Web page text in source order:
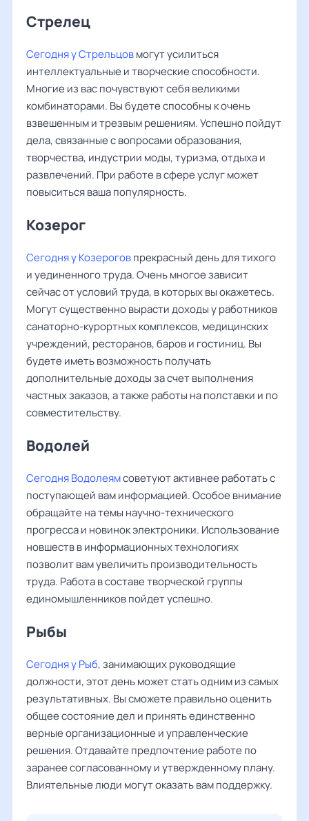
Стрелец
Сегодня у Стрельцовмогут усилиться
интеллектуальные и творческие способности.
Многие из вас почувствуют себя великими
комбинаторами. Вы будете способны к очень
взвешенным и трезвым решениям. Успешно пойдут
дела, связанные с вопросами образования,
творчества, индустрии моды, туризма, отдыха и
развлечений. При работе в сфере услуг может
повыситься ваша популярность.
Козерог
Сегодня у Козероговпрекрасный день для тихого
и уединенного труда. Очень многое зависит
сейчас от условий труда, в которых вы окажетесь.
Могут существенно вырасти доходы у работников
санаторно-курортных комплексов, медицинских
учреждений, ресторанов, баров и гостиниц. Вы
будете иметь возможность получать
дополнительные доходы за счет выполнения
частных заказов, а также работы на полставки и по
совместительству.
Водолей
Сегодня Водолеямсоветуют активнее работать с
поступающей вам информацией. Особое внимание
обращайте на темы научно-технического
прогресса и новинок электроники. Использование
новшеств в информационных технологиях
позволит вам увеличить производительность
труда. Работа в составе творческой группы
единомышленников пойдет успешно.
Рыбы ‌‌
Сегодня у Рыб, занимающих руководящие
должности, этот день может стать одним из самых
результативных. Вы сможете правильно оценить
общее состояние дел и принять единственно
верные организационные и управленческие
решения. Отдавайте предпочтение работе по
заранее согласованному и утвержденному плану.
Влиятельные люди могут оказать вам поддержку.